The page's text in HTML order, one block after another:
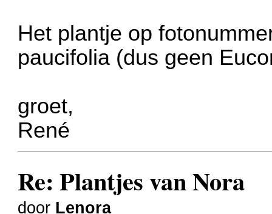
Het plantje op
paucifolia (dus geen
groet,
René
Re: Plantjes van Nora
door Lenora